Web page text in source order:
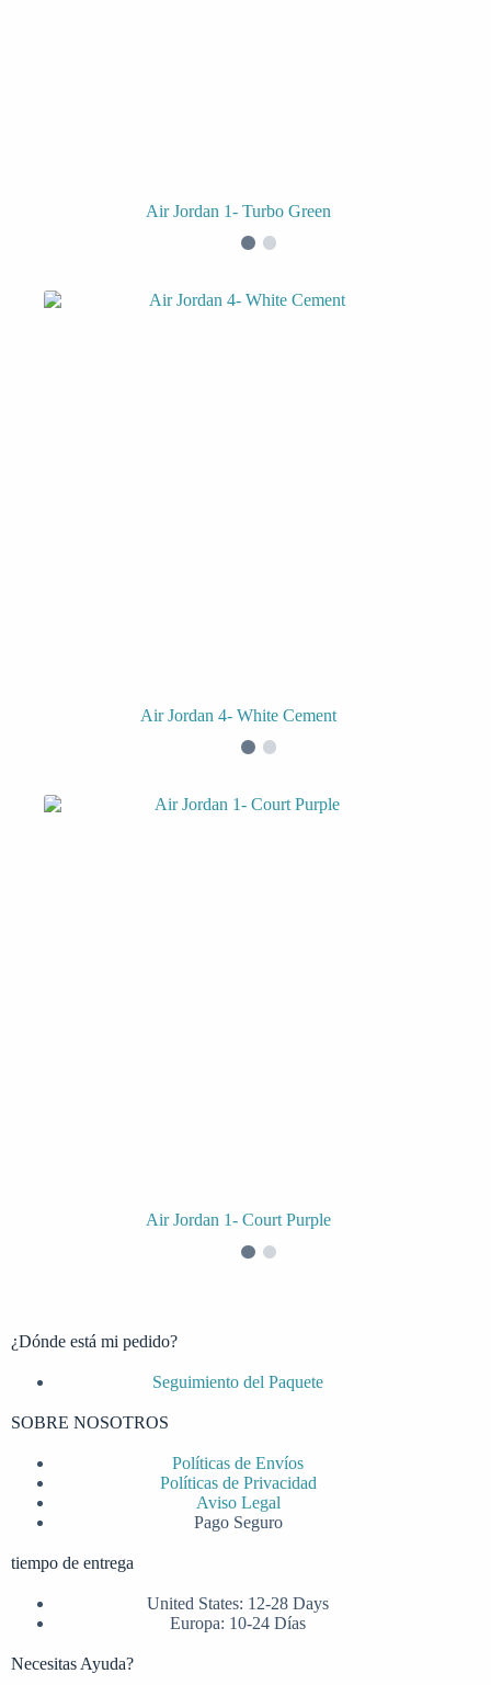
Air Jordan 1- Turbo Green
Air Jordan 4- White Cement
Air Jordan 1- Court Purple
¿Dónde está mi pedido?
Seguimiento del Paquete
SOBRE NOSOTROS
Políticas de Envíos
Políticas de Privacidad
Aviso Legal
Pago Seguro
tiempo de entrega
United States: 12-28 Days
Europa: 10-24 Días
Necesitas Ayuda?